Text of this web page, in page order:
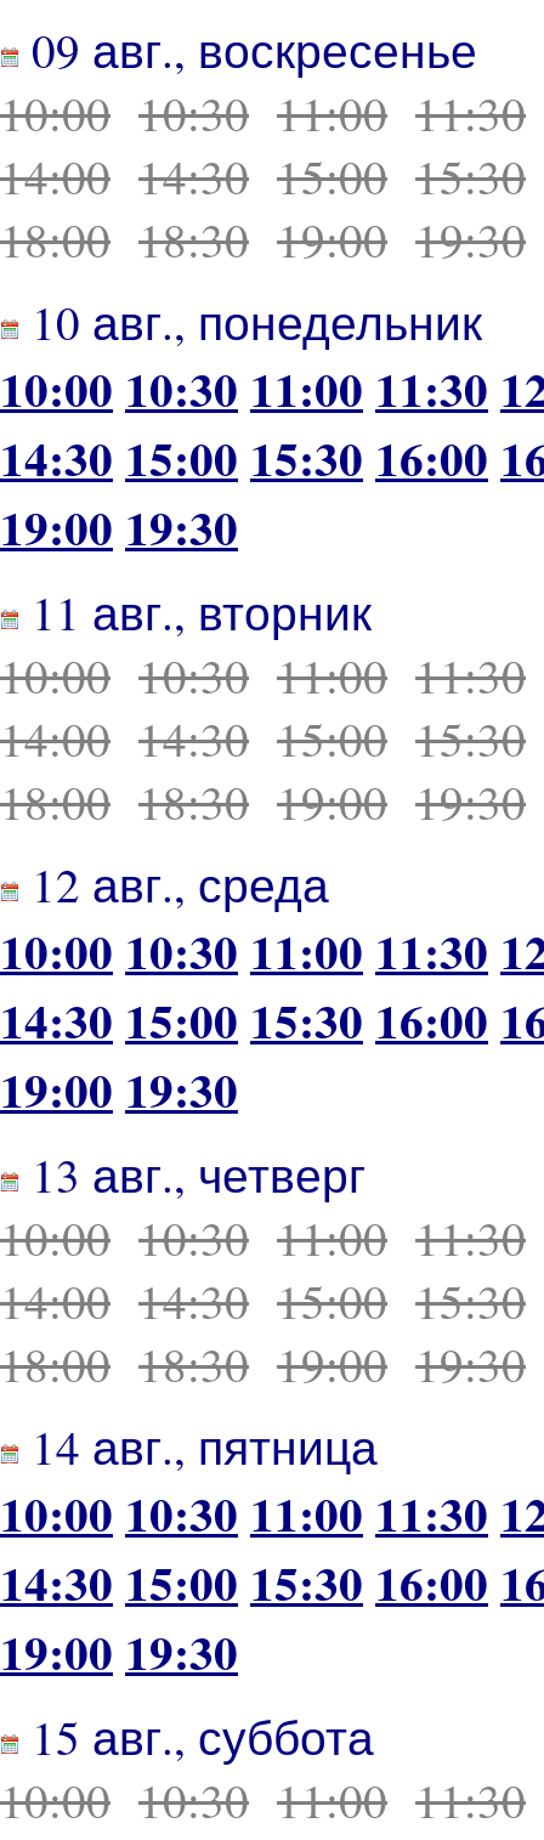
09 авг., воскресенье
10:00 10:30 11:00 11:30
14:00 14:30 15:00 15:30
18:00 18:30 19:00 19:30
10 авг., понедельник
10:00 10:30 11:00 11:30
14:30 15:00 15:30 16:00
19:00 19:30
11 авг., вторник
10:00 10:30 11:00 11:30
14:00 14:30 15:00 15:30
18:00 18:30 19:00 19:30
12 авг., среда
10:00 10:30 11:00 11:30
14:30 15:00 15:30 16:00
19:00 19:30
13 авг., четверг
10:00 10:30 11:00 11:30
14:00 14:30 15:00 15:30
18:00 18:30 19:00 19:30
14 авг., пятница
10:00 10:30 11:00 11:30
14:30 15:00 15:30 16:00
19:00 19:30
15 авг., суббота
10:00 10:30 11:00 11:30